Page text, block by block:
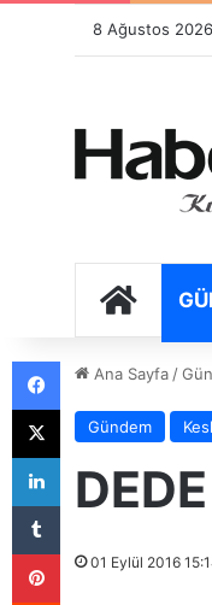
8 Ağustos
ANA
Ana Sayfa/
Gündem
01 Eylül 2016
Tumblr
Pinterest